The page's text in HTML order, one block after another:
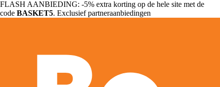
FLASH AANBIEDING: -5% extra korting op de hele site met de
code BASKET5. Exclusief partneraanbiedingen